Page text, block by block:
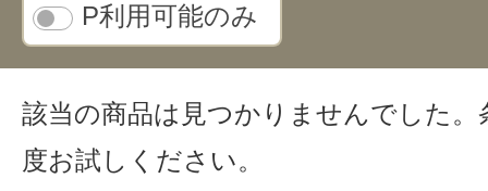
P利用可能のみ
該当の商品は見つかりませんでした。
度お試しください。